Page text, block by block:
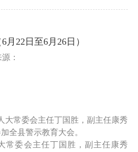
月22日至6月26日）
：
常委会主任丁国胜，副主任康秀
全县警示教育大会。
委会主任丁国胜，副主任康秀